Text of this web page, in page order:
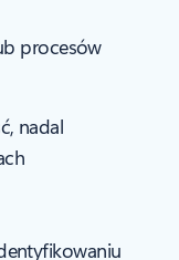
procesów
nadal